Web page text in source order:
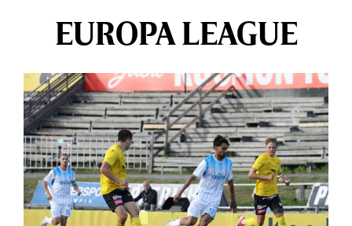
EUROPA LEAGUE